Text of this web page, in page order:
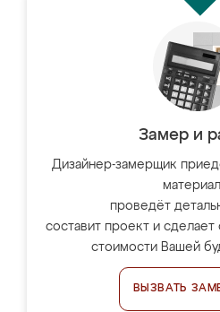
Замер и
Дизайнер-замерщик
проведёт
составит проект и сделает
стоимости Вашей
ВЫЗВАТЬ